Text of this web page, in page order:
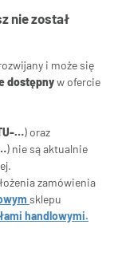
nie został
i może się
dostępnyw ofercie
…) oraz
) nie są aktualnie
zamówienia
sklepu
handlowymi.